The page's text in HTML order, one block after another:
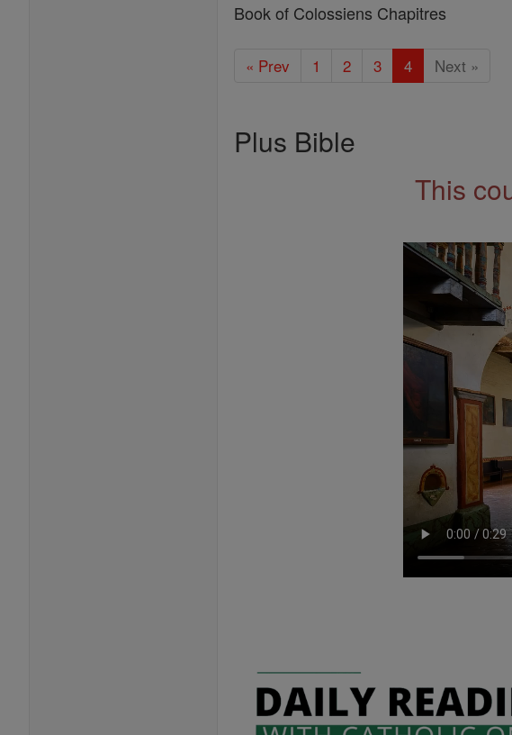
Book of Colossiens Chapitres
« Prev 1 2 3 4 Next »
Plus Bible
This